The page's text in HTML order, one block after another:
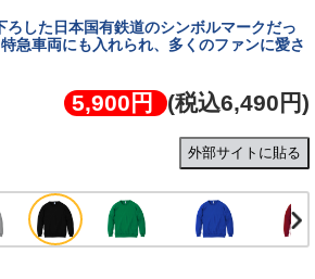
ろした日本国有鉄道のシンボルマークだっ
急車両にも入れられ、多くのファンに愛さ
5,900円 (税込6,490円)
外部サイトに貼る